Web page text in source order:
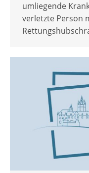
umliegende
verletzte Person